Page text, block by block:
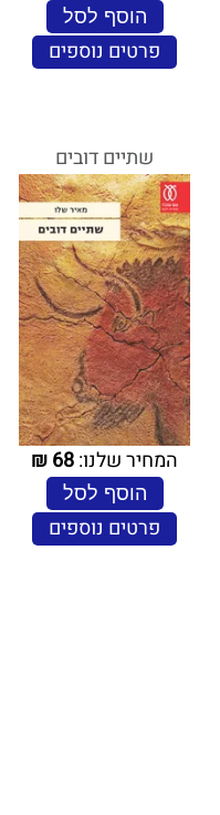
הוסף לסל
פרטים נוספים
שתיים דובים
המחיר שלנו:68
₪
הוסף לסל
פרטים נוספים